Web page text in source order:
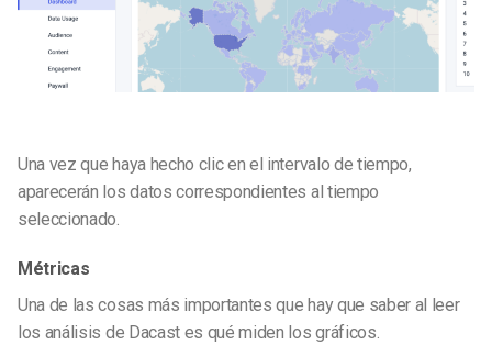
Una vez que haya hecho clic en el intervalo de tiempo,
aparecerán los datos correspondientes al tiempo
seleccionado.
Métricas
Una de las cosas más importantes que hay que saber al leer
los análisis de Dacast es qué miden los gráficos.